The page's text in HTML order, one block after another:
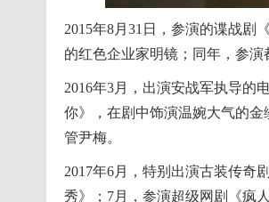
2015年8月31日，参演的谍战剧
的红色企业家明镜；同年，参演
2016年3月，出演安战军执导的
你》，在剧中饰演温婉大气的
管尹梅。
2017年6月，特别出演古装传奇
秀》；7月，参演超级网剧《疯